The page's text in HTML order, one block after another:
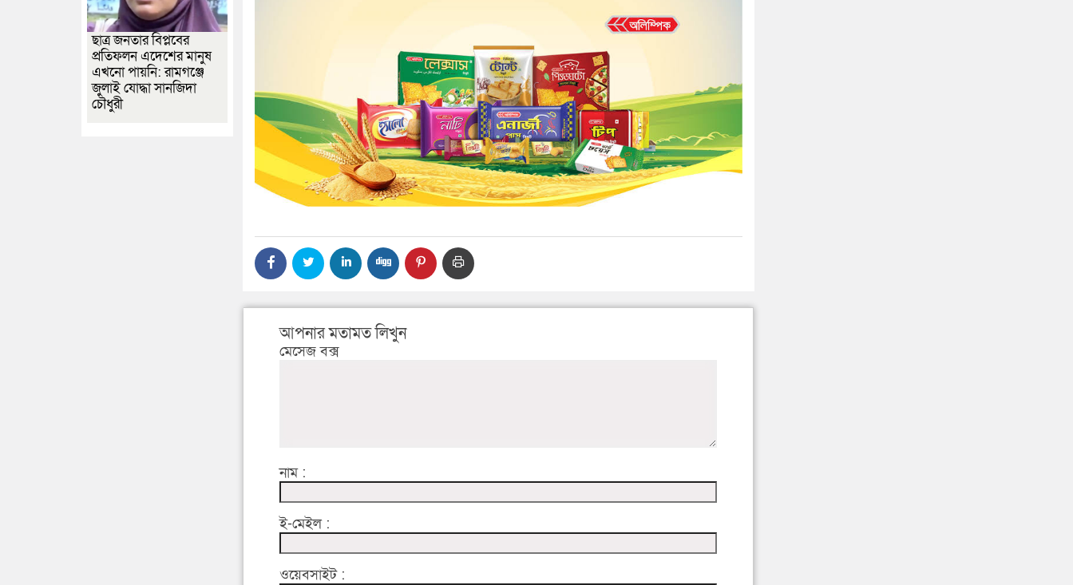
আপনার মতামত লিখুন
মেসেজ বক্স
নাম :
ই-মেইল :
ওয়েবসাইট :
ছাত্র জনতার বিপ্লবের
প্রতিফলন এদেশের মানুষ
এখনো পায়নি: রামগঞ্জে
জুলাই যোদ্ধা সানজিদা
চৌধুরী